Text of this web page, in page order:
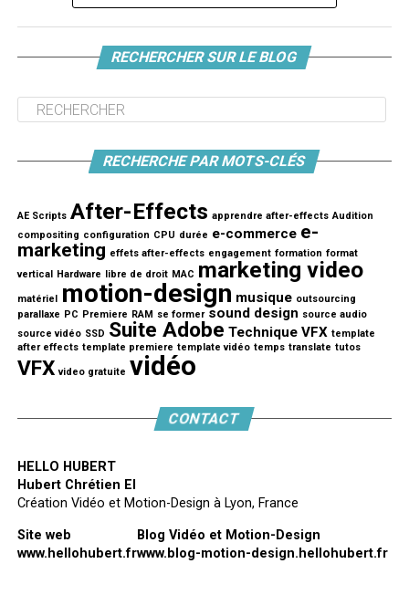
RECHERCHER SUR LE BLOG
RECHERCHE PAR MOTS-CLÉS
AE Scripts After-Effects apprendre after-effects Audition
compositing configuration CPU durée e-commerce e-
marketing effets after-effects engagement formation format
vertical Hardware libre de droit MAC marketing video
matériel motion-design musique outsourcing
parallaxe PC Premiere RAM se former sound design source audio
source vidéo SSD Suite Adobe Technique VFX template
after effects template premiere template vidéo temps translate tutos
VFX video gratuite vidéo
CONTACT
HELLO HUBERT
Hubert Chrétien EI
Création Vidéo et Motion-Design à Lyon, France
Site web
www.hellohubert.fr
Blog Vidéo et Motion-Design
www.blog-motion-design.hellohubert.fr